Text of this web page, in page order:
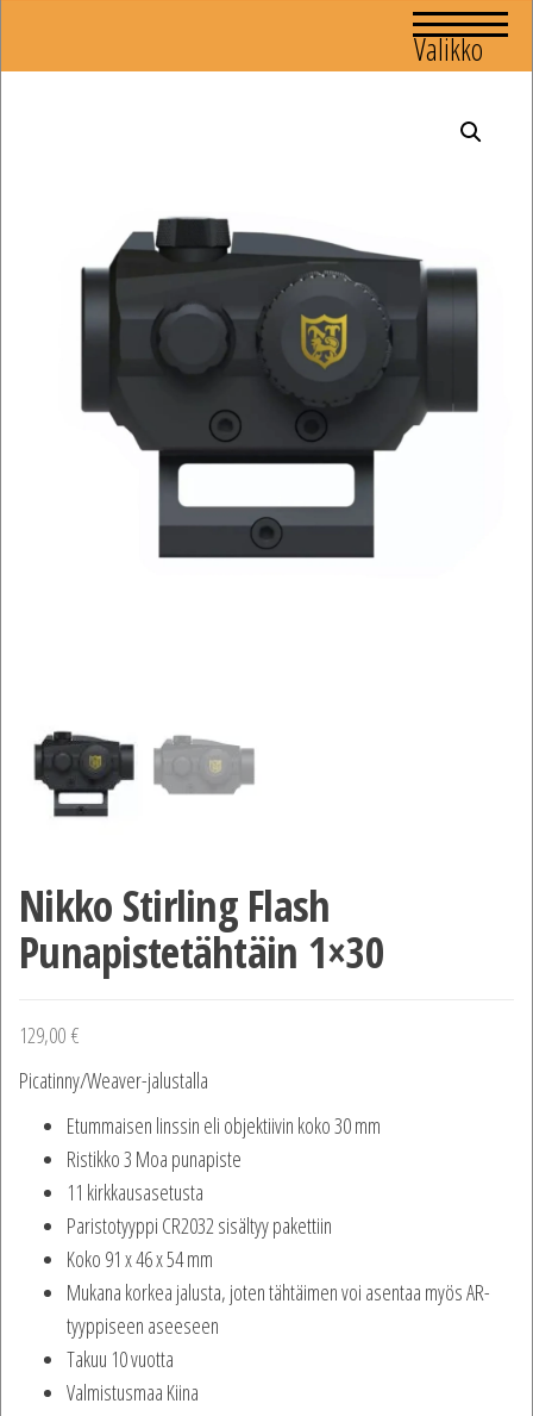
Valikko
Nikko Stirling Flash
Punapistetähtäin 1×30
129,00 €
Picatinny/Weaver-jalustalla
Etummaisen linssin eli objektiivin koko 30 mm
Ristikko 3 Moa punapiste
11 kirkkausasetusta
Paristotyyppi CR2032 sisältyy pakettiin
Koko 91 x 46 x 54 mm
Mukana korkea jalusta, joten tähtäimen voi asentaa myös AR-
tyyppiseen aseeseen
Takuu 10 vuotta
Valmistusmaa Kiina